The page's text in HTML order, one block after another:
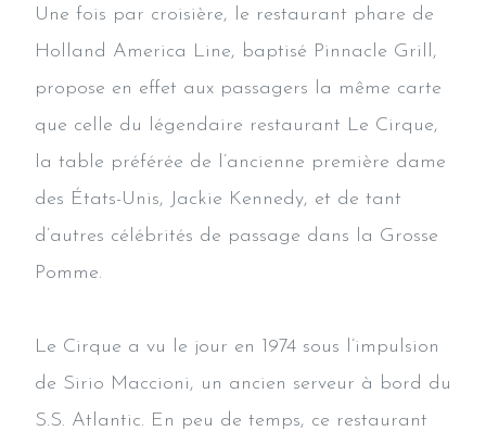
Une fois par croisière, le restaurant phare de
Holland America Line, baptisé Pinnacle Grill,
propose en effet aux passagers la même carte
que celle du légendaire restaurant Le Cirque,
la table préférée de l’ancienne première dame
des États-Unis, Jackie Kennedy, et de tant
d’autres célébrités de passage dans la Grosse
Pomme.
Le Cirque a vu le jour en 1974 sous l’impulsion
de Sirio Maccioni, un ancien serveur à bord du
S.S. Atlantic. En peu de temps, ce restaurant